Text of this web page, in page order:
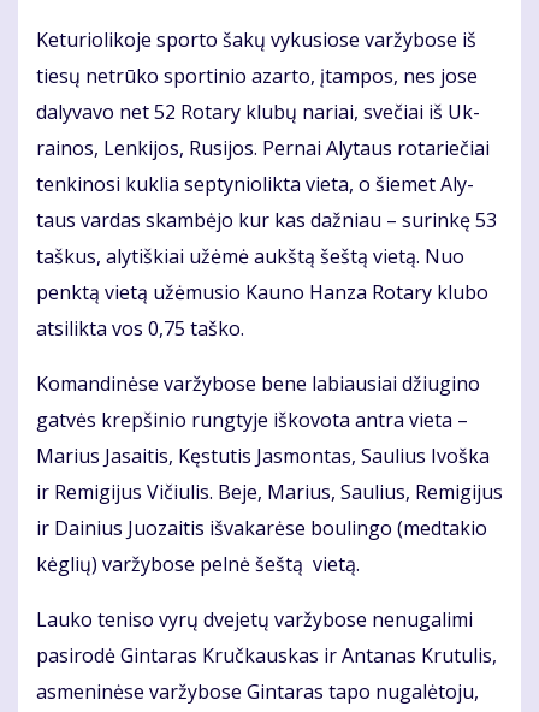
Ke­tu­rio­li­ko­je spor­to ša­kų vy­ku­sio­se var­žy­bo­se iš
tie­sų ne­trū­ko spor­ti­nio azar­to, įtam­pos, nes jo­se
da­ly­va­vo net 52 Ro­ta­ry klu­bų na­riai, sve­čiai iš Uk­
rai­nos, Len­ki­jos, Ru­si­jos. Per­nai Aly­taus ro­ta­rie­čiai
ten­ki­no­si kuk­lia sep­ty­nio­lik­ta vie­ta, o šie­met Aly­
taus var­das skam­bė­jo kur kas daž­niau – su­rin­kę 53
taš­kus, aly­tiš­kiai už­ėmė aukš­tą šeš­tą vie­tą. Nuo
penk­tą vie­tą už­ėmu­sio Kau­no Han­za Ro­ta­ry klu­bo
at­si­lik­ta vos 0,75 taš­ko.
Ko­man­di­nė­se var­žy­bo­se be­ne la­biau­siai džiu­gi­no
gat­vės krep­ši­nio rung­ty­je iš­ko­vo­ta an­tra vie­ta –
Ma­rius Ja­sai­tis, Kęs­tu­tis Jas­mon­tas, Sau­lius Ivoš­ka
ir Re­mi­gi­jus Vi­čiu­lis. Be­je, Ma­rius, Sau­lius, Re­mi­gi­jus
ir Dai­nius Juo­zai­tis iš­va­ka­rė­se bou­lin­go (med­ta­kio
kėg­lių) var­žy­bo­se pel­nė šeš­tą vie­tą.
Lau­ko te­ni­so vy­rų dve­je­tų var­žy­bo­se ne­nu­ga­li­mi
pa­si­ro­dė Gin­ta­ras Kruč­kaus­kas ir An­ta­nas Kru­tu­lis,
as­me­ni­nė­se var­žy­bo­se Gin­ta­ras ta­po nu­ga­lė­to­ju,